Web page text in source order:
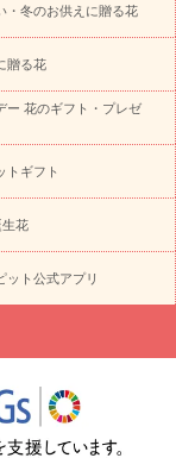
胡蝶蘭
プリザーブ
ント 花束
スタ
胡蝶蘭・花鉢
世界初の青色胡蝶蘭
ザーブドフラワー
セミオーダー
どりのeギフト
ローオレンジ
レッ
ウ
円～
お祝い・
円～
お供え・お
贈るときのマナー・
誕生日のお花を「色
出産祝いお役立ち情
・冬のお供えに贈る花
贈る花
ー 花のギフト・プレゼ
トギフト
生花
ット公式アプリ